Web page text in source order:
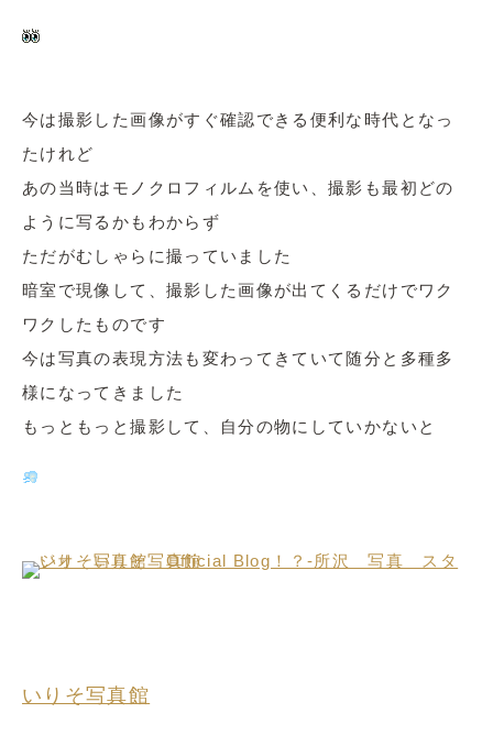
今は撮影した画像がすぐ確認できる便利な時代となっ
たけれど
あの当時はモノクロフィルムを使い、撮影も最初どの
ように写るかもわからず
ただがむしゃらに撮っていました
暗室で現像して、撮影した画像が出てくるだけでワク
ワクしたものです
今は写真の表現方法も変わってきていて随分と多種多
様になってきました
もっともっと撮影して、自分の物にしていかないと
いりそ写真館